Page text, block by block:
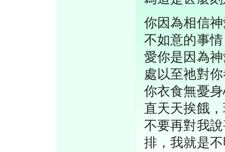
你因為相信
不如意的事
愛你是因為
處以至祂對
你衣食無憂
直天天挨餓
不要再對我
排，我就是